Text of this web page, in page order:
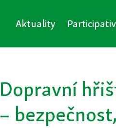
Aktuality
Dopravní
–